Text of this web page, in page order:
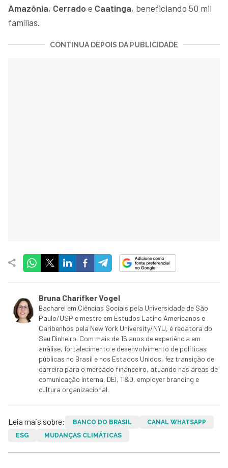
Amazônia, Cerrado e Caatinga, beneficiando 50 mil
famílias.
CONTINUA DEPOIS DA PUBLICIDADE
Bruna Charifker Vogel
Bacharel em Ciências Sociais pela Universidade de São
Paulo/USP e mestre em Estudos Latino Americanos e
Caribenhos pela New York University/NYU, é redatora do
Seu Dinheiro. Com mais de 15 anos de experiência em
análise, fortalecimento e desenvolvimento de políticas
públicas no Brasil e nos Estados Unidos, fez transição de
carreira para o mercado financeiro, atuando nas áreas de
comunicação interna, DEI, T&D, employer branding e
cultura organizacional.
Leia mais sobre: BANCO DO BRASIL
CANAL WHATSAPP
ESG
MUDANÇAS CLIMÁTICAS